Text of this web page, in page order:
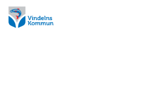
Hoppa
till
innehåll
Hoppa
till
undermeny